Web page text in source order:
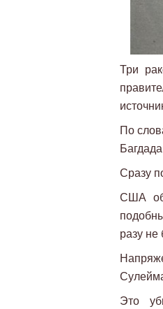
Три
По
Сразу
США
разу не
Это